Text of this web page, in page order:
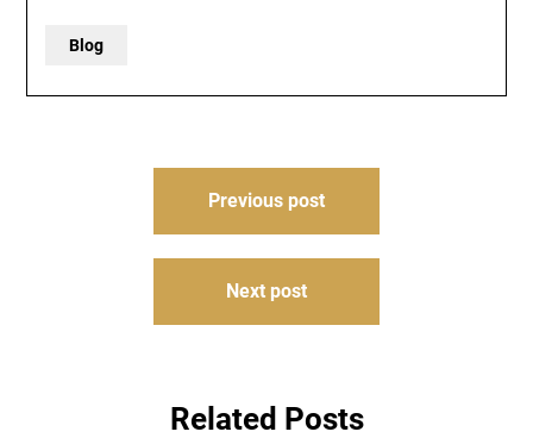
Blog
Previous post
Next post
Related Posts